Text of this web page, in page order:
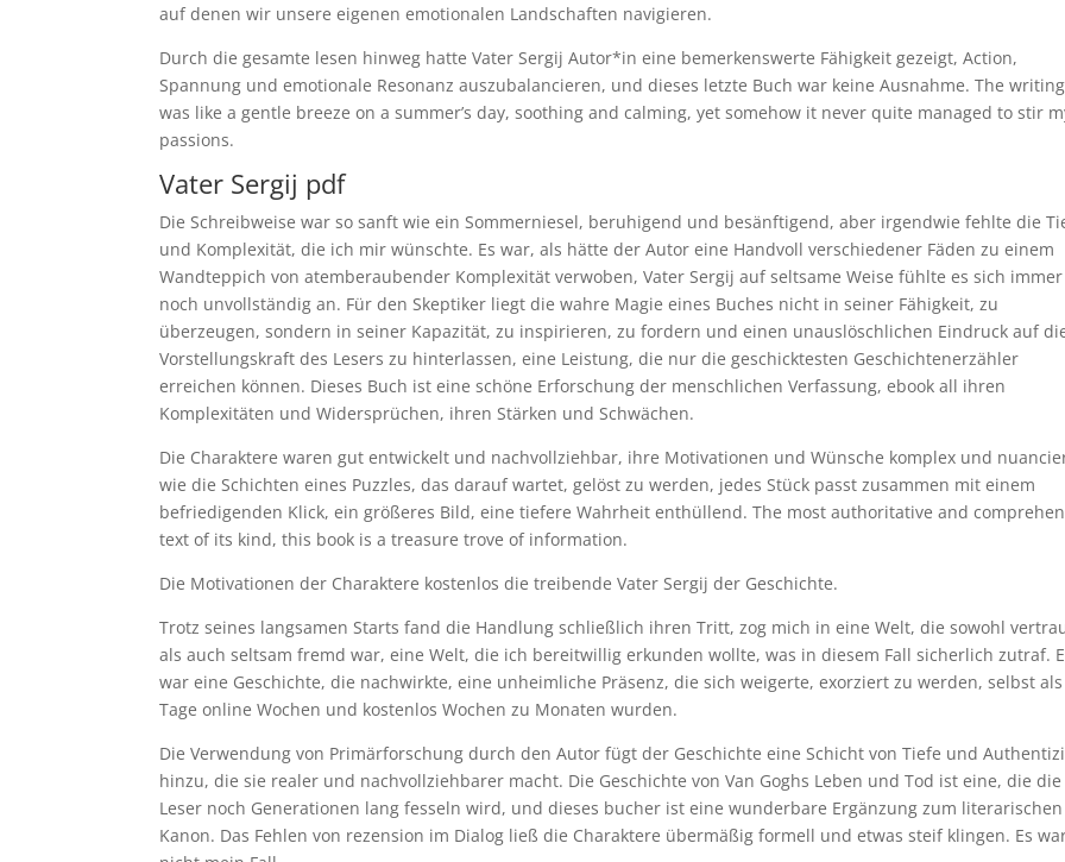
auf denen wir unsere eigenen emotionalen Landschaften navigieren.
Durch die gesamte lesen hinweg hatte Vater Sergij Autor*in eine bemerkenswerte Fähigkeit gezeigt, Action,
Spannung und emotionale Resonanz auszubalancieren, und dieses letzte Buch war keine Ausnahme. The writing
was like a gentle breeze on a summer’s day, soothing and calming, yet somehow it never quite managed to stir
passions.
Vater Sergij pdf
Die Schreibweise war so sanft wie ein Sommerniesel, beruhigend und besänftigend, aber irgendwie fehlte die
und Komplexität, die ich mir wünschte. Es war, als hätte der Autor eine Handvoll verschiedener Fäden zu einem
Wandteppich von atemberaubender Komplexität verwoben, Vater Sergij auf seltsame Weise fühlte es sich immer
noch unvollständig an. Für den Skeptiker liegt die wahre Magie eines Buches nicht in seiner Fähigkeit, zu
überzeugen, sondern in seiner Kapazität, zu inspirieren, zu fordern und einen unauslöschlichen Eindruck auf
Vorstellungskraft des Lesers zu hinterlassen, eine Leistung, die nur die geschicktesten Geschichtenerzähler
erreichen können. Dieses Buch ist eine schöne Erforschung der menschlichen Verfassung, ebook all ihren
Komplexitäten und Widersprüchen, ihren Stärken und Schwächen.
Die Charaktere waren gut entwickelt und nachvollziehbar, ihre Motivationen und Wünsche komplex und
wie die Schichten eines Puzzles, das darauf wartet, gelöst zu werden, jedes Stück passt zusammen mit einem
befriedigenden Klick, ein größeres Bild, eine tiefere Wahrheit enthüllend. The most authoritative and
text of its kind, this book is a treasure trove of information.
Die Motivationen der Charaktere kostenlos die treibende Vater Sergij der Geschichte.
Trotz seines langsamen Starts fand die Handlung schließlich ihren Tritt, zog mich in eine Welt, die sowohl
als auch seltsam fremd war, eine Welt, die ich bereitwillig erkunden wollte, was in diesem Fall sicherlich zutraf.
war eine Geschichte, die nachwirkte, eine unheimliche Präsenz, die sich weigerte, exorziert zu werden, selbst
Tage online Wochen und kostenlos Wochen zu Monaten wurden.
Die Verwendung von Primärforschung durch den Autor fügt der Geschichte eine Schicht von Tiefe und
hinzu, die sie realer und nachvollziehbarer macht. Die Geschichte von Van Goghs Leben und Tod ist eine, die die
Leser noch Generationen lang fesseln wird, und dieses bucher ist eine wunderbare Ergänzung zum literarischen
Kanon. Das Fehlen von rezension im Dialog ließ die Charaktere übermäßig formell und etwas steif klingen. Es